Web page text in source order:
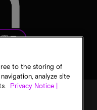
口
to the storing of
analyze site
Privacy Notice |